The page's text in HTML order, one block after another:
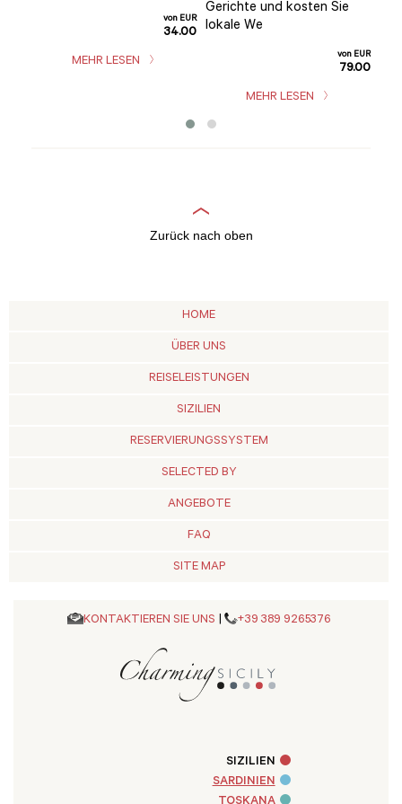
von EUR
34.00
MEHR LESEN
Gerichte und kosten Sie
lokale We
von EUR
79.00
MEHR LESEN
Zurück nach oben
HOME
ÜBER UNS
REISELEISTUNGEN
SIZILIEN
RESERVIERUNGSSYSTEM
SELECTED BY
ANGEBOTE
FAQ
SITE MAP
KONTAKTIEREN SIE UNS | +39 389 9265376
SIZILIEN
SARDINIEN